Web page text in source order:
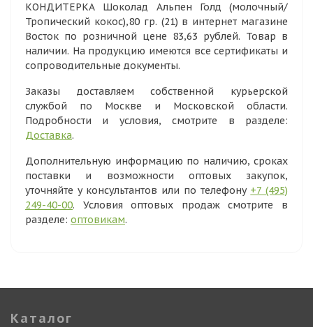
КОНДИТЕРКА Шоколад Альпен Голд (молочный/
Тропический кокос),80 гр. (21) в интернет магазине
Восток по розничной цене 83,63 рублей. Товар в
наличии. На продукцию имеются все сертификаты и
сопроводительные документы.
Заказы доставляем собственной курьерской
службой по Москве и Московской области.
Подробности и условия, смотрите в разделе:
Доставка.
Дополнительную информацию по наличию, сроках
поставки и возможности оптовых закупок,
уточняйте у консультантов или по телефону +7 (495)
249-40-00. Условия оптовых продаж смотрите в
разделе: оптовикам.
Каталог